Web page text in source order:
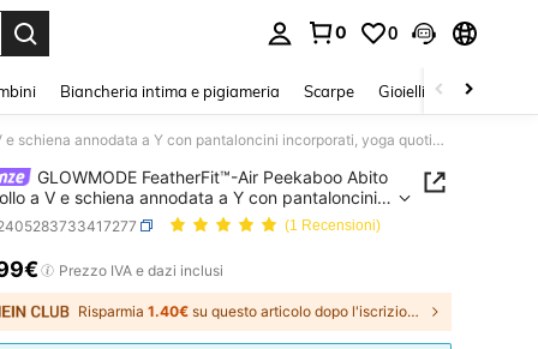
0 0
Biancheria intima e pigiameria Scarpe Gioielli E Accessori
GLOWMODE FeatherFit™-Air Peekaboo Abito con scollo a V e schiena annodata a Y con pantaloncini incorporati, yoga quotidiano a basso impatto, coppe rimovibili
GLOWMODE FeatherFit™-Air Peekaboo Abito
a V e schiena annodata a Y con pantaloncini
yoga quotidiano a basso impatto, coppe
(1 Recensioni)
AND AVAILABILITY
Prezzo IVA e dazi inclusi
Risparmia 1.40€ su questo articolo dopo l'iscrizione.